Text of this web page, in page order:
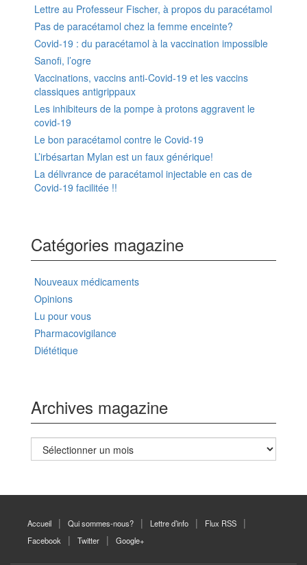
Lettre au Professeur Fischer, à propos du paracétamol
Pas de paracétamol chez la femme enceinte?
Covid-19 : du paracétamol à la vaccination impossible
Sanofi, l’ogre
Vaccinations, vaccins anti-Covid-19 et les vaccins
classiques antigrippaux
Les inhibiteurs de la pompe à protons aggravent le
covid-19
Le bon paracétamol contre le Covid-19
L’irbésartan Mylan est un faux générique!
La délivrance de paracétamol injectable en cas de
Covid-19 facilitée !!
Catégories magazine
Nouveaux médicaments
Opinions
Lu pour vous
Pharmacovigilance
Diététique
Archives magazine
Archives
magazine
Accueil Qui sommes-nous? Lettre d’info
Flux RSS
Facebook
Twitter Google+